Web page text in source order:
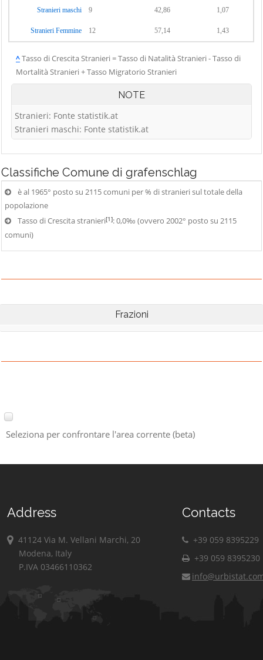
Stranieri maschi 9 42,86 1,07
Stranieri Femmine 12 57,14 1,43
^Tasso di Crescita Stranieri = Tasso di Natalità Stranieri - Tasso di
Mortalità Stranieri + Tasso Migratorio Stranieri
NOTE
Stranieri: Fonte statistik.at
Stranieri maschi: Fonte statistik.at
Classifiche Comune di grafenschlag
è al 1965° posto su 2115 comuni per % di stranieri sul totale della
popolazione
Tasso di Crescita stranieri[1]: 0,0‰ (ovvero 2002° posto su 2115
comuni)
Frazioni
Seleziona per confrontare l'area corrente (beta)
Address
41124 Via M. Vellani Marchi, 20
Modena, Italy
P.IVA 03466110362
Contacts
+39 059 8395229
+39 059 8395230